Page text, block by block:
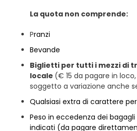
La quota non comprende:
Pranzi
Bevande
Biglietti per tutti i mezzi di
locale (€ 15 da pagare in loco,
soggetto a variazione anche
Qualsiasi extra di carattere
Peso in eccedenza dei
indicati (da pagare